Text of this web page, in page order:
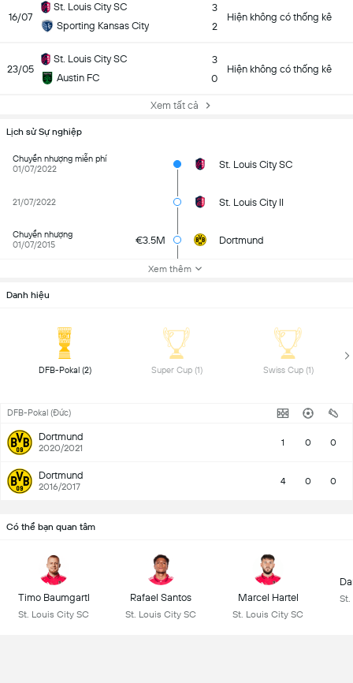
16/07
St. Louis City SC
Sporting Kansas City
3
2
Hiện không có thống kê
23/05
St. Louis City SC
Austin FC
3
0
Hiện không có thống kê
Xem tất cả
Lịch sử Sự nghiệp
Chuyển nhượng miễn phí
01/07/2022
St. Louis City SC
21/07/2022 St. Louis City II
Chuyển nhượng
01/07/2015
€3.5M Dortmund
Xem thêm
Danh hiệu
DFB-Pokal (2) Super Cup (1) Swiss Cup (1)
DFB-Pokal (Đức)
Dortmund
2020/2021 1 0 0
Dortmund
2016/2017 4 0 0
Có thể bạn quan tâm
Timo Baumgartl
St. Louis City SC
Rafael Santos
St. Louis City SC
Marcel Hartel
St. Louis City SC
St.